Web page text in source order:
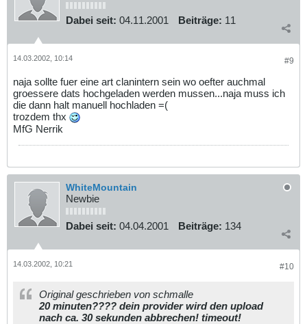
Dabei seit: 04.11.2001 Beiträge: 11
#9
14.03.2002, 10:14
naja sollte fuer eine art clanintern sein wo oefter auchmal
groessere dats hochgeladen werden mussen...naja muss ich
die dann halt manuell hochladen =(
trozdem thx
MfG Nerrik
WhiteMountain
Newbie
Dabei seit: 04.04.2001 Beiträge: 134
#10
14.03.2002, 10:21
Original geschrieben von schmalle
20 minuten???? dein provider wird den upload
nach ca. 30 sekunden abbrechen! timeout!